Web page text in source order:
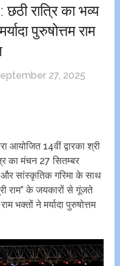
छठी रात्रि का भव्य
पुरुषोत्तम राम
27, 2025
आयोजित 14वीं द्वारका श्री
का मंचन 27 सितम्बर
और सांस्कृतिक गरिमा के साथ
राम” के जयकारों से गूंजते
भक्तों ने मर्यादा पुरुषोत्तम